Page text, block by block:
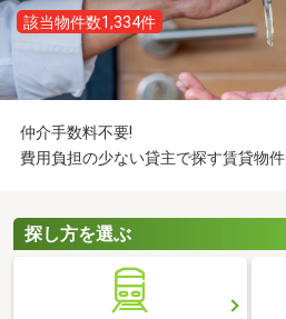
該当物件数1,334件
仲介手数料不要!
費用負担の少ない貸主で探す賃貸物件
探し方を選ぶ